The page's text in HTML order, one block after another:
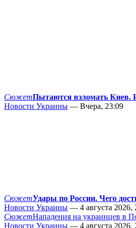
СюжетПытаются взломать Киев.
Новости Украины — Вчера, 23:09
СюжетУдары по России. Чего
Новости Украины — 4 августа 2026,
СюжетНападения на украинцев в
Новости Украины — 4 августа 2026,